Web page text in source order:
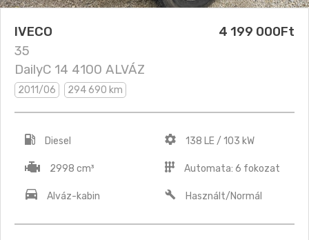
IVECO
35
DailyC 14 4100 ALVÁZ
4 199 000Ft
2011/06 294 690 km
Diesel 138 LE / 103 kW
2998 cm³ Automata: 6 fokozat
Alváz-kabin Használt/Normál